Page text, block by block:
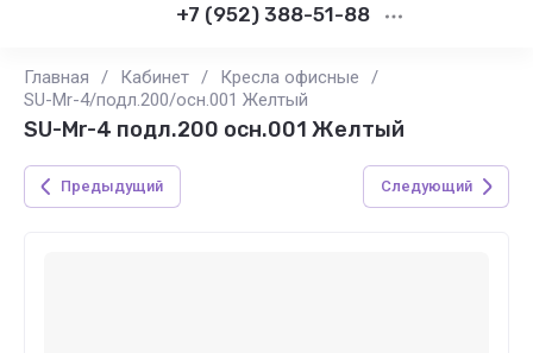
+7 (952) 388-51-88
Главная / Кабинет / Кресла офисные
/
SU-Mr-4/подл.200/осн.001 Желтый
SU-Mr-4 подл.200 осн.001 Желтый
Предыдущий Следующий